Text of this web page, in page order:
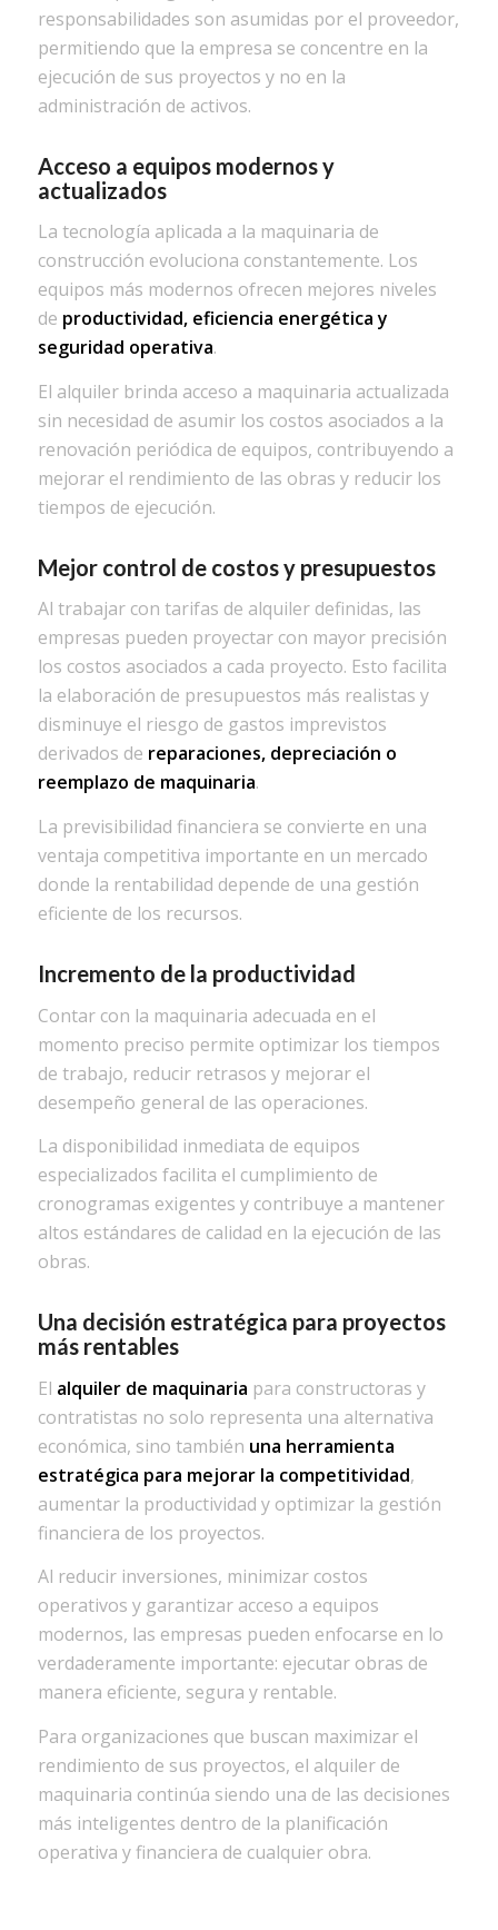
responsabilidades son asumidas por el proveedor,
permitiendo que la empresa se concentre en la
ejecución de sus proyectos y no en la
administración de activos.
Acceso a equipos modernos y
actualizados
La tecnología aplicada a la maquinaria de
construcción evoluciona constantemente. Los
equipos más modernos ofrecen mejores niveles
de productividad, eficiencia energética y
seguridad operativa.
El alquiler brinda acceso a maquinaria actualizada
sin necesidad de asumir los costos asociados a la
renovación periódica de equipos, contribuyendo a
mejorar el rendimiento de las obras y reducir los
tiempos de ejecución.
Mejor control de costos y presupuestos
Al trabajar con tarifas de alquiler definidas, las
empresas pueden proyectar con mayor precisión
los costos asociados a cada proyecto. Esto facilita
la elaboración de presupuestos más realistas y
disminuye el riesgo de gastos imprevistos
derivados de reparaciones, depreciación o
reemplazo de maquinaria.
La previsibilidad financiera se convierte en una
ventaja competitiva importante en un mercado
donde la rentabilidad depende de una gestión
eficiente de los recursos.
Incremento de la productividad
Contar con la maquinaria adecuada en el
momento preciso permite optimizar los tiempos
de trabajo, reducir retrasos y mejorar el
desempeño general de las operaciones.
La disponibilidad inmediata de equipos
especializados facilita el cumplimiento de
cronogramas exigentes y contribuye a mantener
altos estándares de calidad en la ejecución de las
obras.
Una decisión estratégica para proyectos
más rentables
El alquiler de maquinaria para constructoras y
contratistas no solo representa una alternativa
económica, sino también una herramienta
estratégica para mejorar la competitividad,
aumentar la productividad y optimizar la gestión
financiera de los proyectos.
Al reducir inversiones, minimizar costos
operativos y garantizar acceso a equipos
modernos, las empresas pueden enfocarse en lo
verdaderamente importante: ejecutar obras de
manera eficiente, segura y rentable.
Para organizaciones que buscan maximizar el
rendimiento de sus proyectos, el alquiler de
maquinaria continúa siendo una de las decisiones
más inteligentes dentro de la planificación
operativa y financiera de cualquier obra.